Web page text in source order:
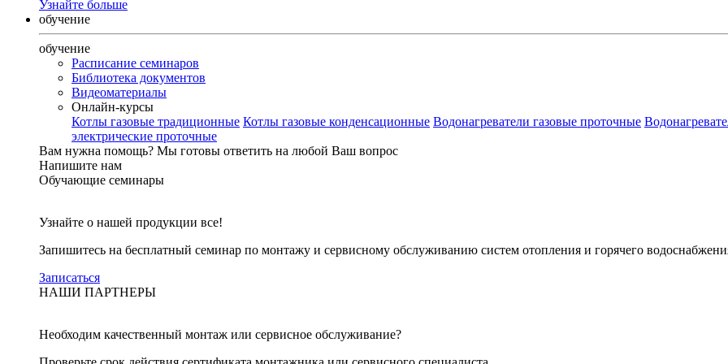
Узнайте больше
обучение
обучение
Расписание семинаров
Библиотека документов
Видеоматериалы
Онлайн-курсы
Котлы газовые традиционные Котлы газовые конденсационные Водонагреватели газовые проточные
электрические проточные
Вам нужна помощь? Мы готовы ответить на любой Ваш вопрос
Напишите нам
Обучающие семинары
Узнайте о нашей продукции все!
Запишитесь на бесплатный семинар по монтажу и сервисному обслуживанию систем отопления и горячего
Записаться
НАШИ ПАРТНЕРЫ
Необходим качественный монтаж или сервисное обслуживание?